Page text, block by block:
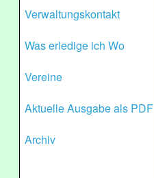
Verwaltungskontakt
Was erledige ich Wo
Vereine
Aktuelle Ausgabe als PDF
Archiv